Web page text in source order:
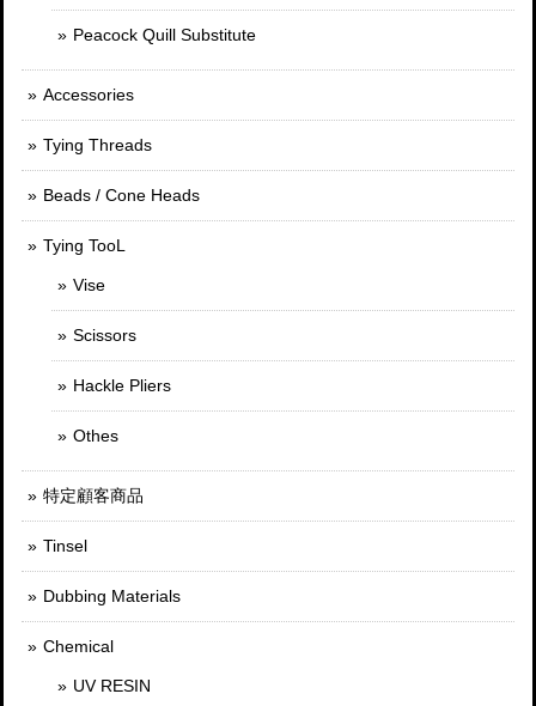
Peacock Quill Substitute
Accessories
Tying Threads
Beads / Cone Heads
Tying TooL
Vise
Scissors
Hackle Pliers
Othes
特定顧客商品
Tinsel
Dubbing Materials
Chemical
UV RESIN